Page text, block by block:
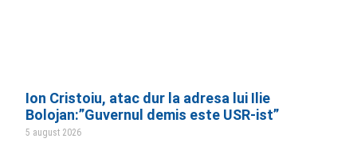
Ion Cristoiu, atac dur la adresa lui Ilie
Bolojan:”Guvernul demis este USR-ist”
5 august 2026